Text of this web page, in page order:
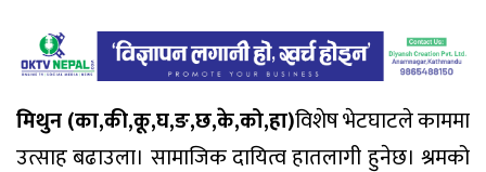
मिथुन (का,की,कू,घ,ङ,छ,के,को,हा)विशेष भेटघाटले काममा
उत्साह बढाउला। सामाजिक दायित्व हातलागी हुनेछ। श्रमको